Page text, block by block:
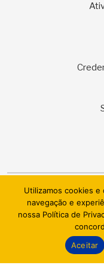
© 2026 SESC Sergipe
AI.BRAZIL
Utilizamos cookies e
navegação e
nossa Política de
Aceitar